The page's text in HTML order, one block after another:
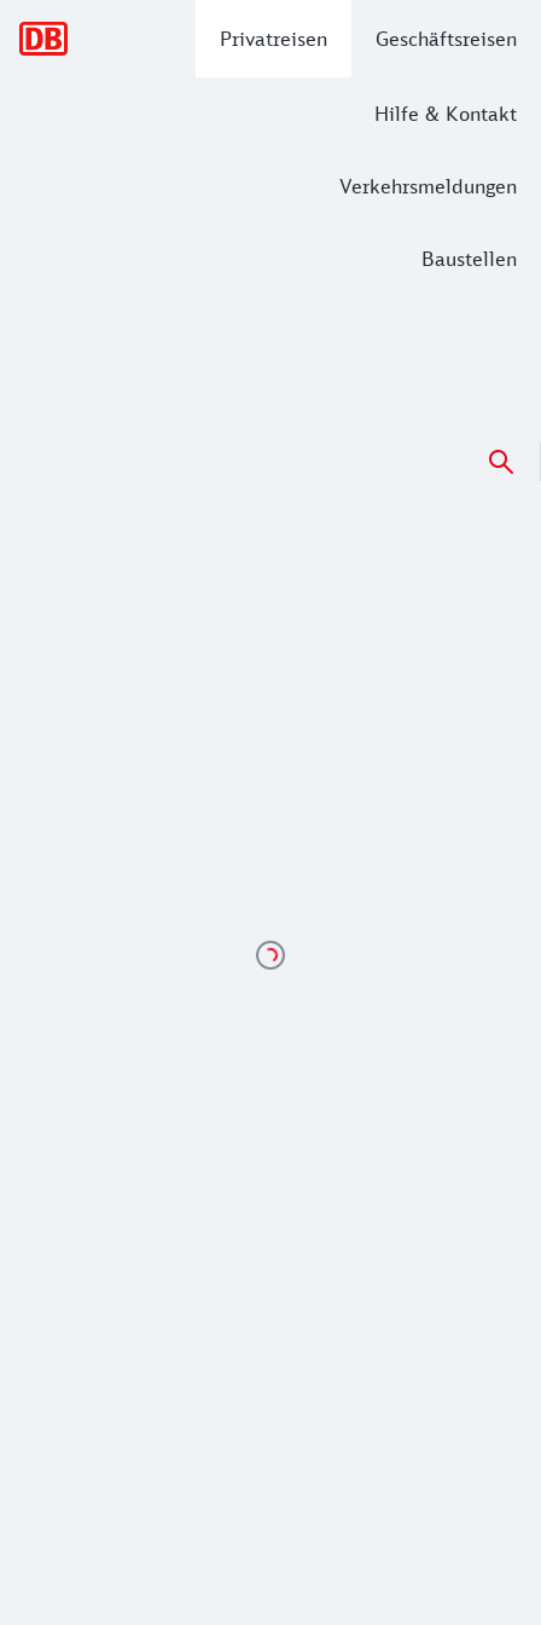
Privatreisen Geschäftsreisen
Hilfe & Kontakt
Verkehrsmeldungen
Baustellen